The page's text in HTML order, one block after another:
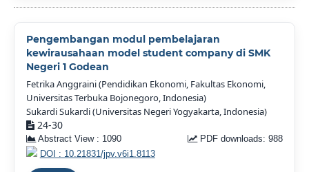
Pengembangan modul pembelajaran
kewirausahaan model student company di SMK
Negeri 1 Godean
Fetrika Anggraini (Pendidikan Ekonomi, Fakultas Ekonomi,
Universitas Terbuka Bojonegoro, Indonesia)
Sukardi Sukardi (Universitas Negeri Yogyakarta, Indonesia)
24-30
Abstract View : 1090
PDF downloads: 988
DOI : 10.21831/jpv.v6i1.8113